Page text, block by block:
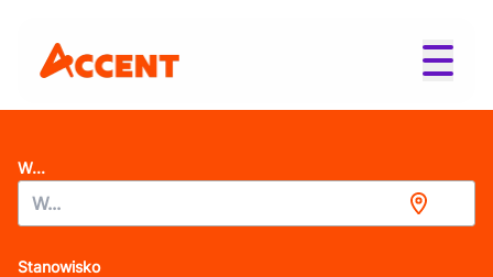
W...
Stanowisko